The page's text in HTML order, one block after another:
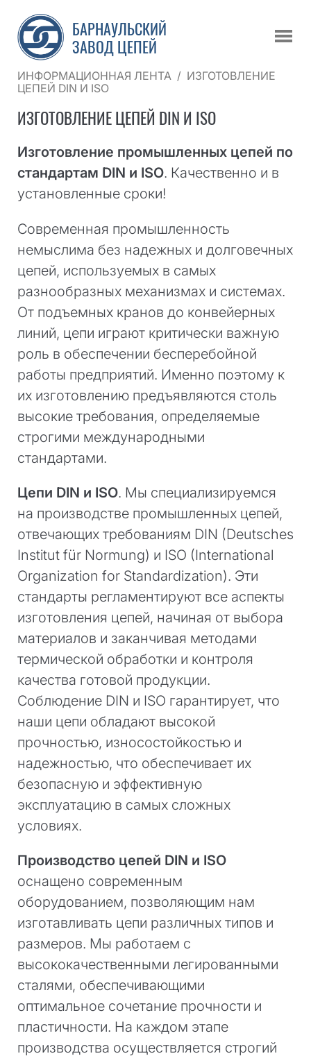
БАРНАУЛЬСКИЙ
ЗАВОД ЦЕПЕЙ
ИНФОРМАЦИОННАЯ ЛЕНТА / ИЗГОТОВЛЕНИЕ
ЦЕПЕЙ DIN И ISO
ИЗГОТОВЛЕНИЕ ЦЕПЕЙ DIN И ISO
Изготовление промышленных цепей по
стандартам DIN и ISO. Качественно и в
установленные сроки!
Современная промышленность
немыслима без надежных и долговечных
цепей, используемых в самых
разнообразных механизмах и системах.
От подъемных кранов до конвейерных
линий, цепи играют критически важную
роль в обеспечении бесперебойной
работы предприятий. Именно поэтому к
их изготовлению предъявляются столь
высокие требования, определяемые
строгими международными
стандартами.
Цепи DIN и ISO. Мы специализируемся
на производстве промышленных цепей,
отвечающих требованиям DIN (Deutsches
Institut für Normung) и ISO (International
Organization for Standardization). Эти
стандарты регламентируют все аспекты
изготовления цепей, начиная от выбора
материалов и заканчивая методами
термической обработки и контроля
качества готовой продукции.
Соблюдение DIN и ISO гарантирует, что
наши цепи обладают высокой
прочностью, износостойкостью и
надежностью, что обеспечивает их
безопасную и эффективную
эксплуатацию в самых сложных
условиях.
Производство цепей DIN и ISO
оснащено современным
оборудованием, позволяющим нам
изготавливать цепи различных типов и
размеров. Мы работаем с
высококачественными легированными
сталями, обеспечивающими
оптимальное сочетание прочности и
пластичности. На каждом этапе
производства осуществляется строгий